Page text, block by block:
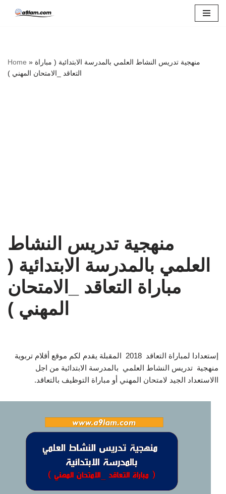
Home » منهجية تدريس النشاط العلمي بالمدرسة الابتدائية ( مباراة
التعاقد _الامتحان المهني )
منهجية تدريس النشاط
العلمي بالمدرسة الابتدائية (
مباراة التعاقد _الامتحان
المهني )
إستعدادا لمباراة التعاقد 2018 المقبلة يقدم لكم موقع أقلام تربوية
منهجية تدريس النشاط العلمي بالمدرسة الابتدائية من اجل
االاستعداد الجيد لامتحان المهني أو مباراة التوظيف بالتعاقد.